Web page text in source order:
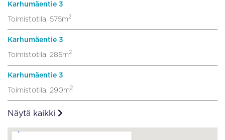
Karhumäentie 3
Toimistotila, 575m2
Karhumäentie 3
Toimistotila, 285m2
Karhumäentie 3
Toimistotila, 290m2
Näytä kaikki